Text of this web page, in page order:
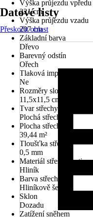
Výška průjezdu vpředu
221 cm
Výška průjezdu vzadu
207 cm
Základní barva
Dřevo
Barevný odstín
Ořech
Tlaková impregnace
Ne
Rozměry sloupů/sloupků
11,5x11,5 cm, 9 x 9 cm
Tvar střechy
Plochá střecha
Plocha střechy
39,44 m²
Tloušťka střechy
0,5 mm
Materiál střešní krytiny
Hliník
Barva střechy
Hliníkově šedá
Sklon
Dozadu
Zatížení sněhem
Datové listy
Přeskočit oblast